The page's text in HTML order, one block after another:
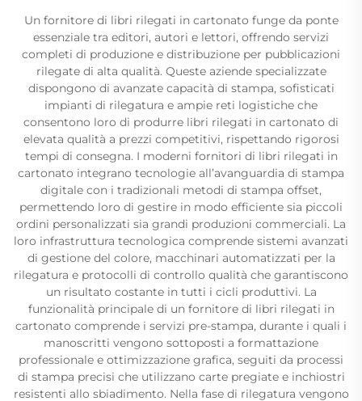
Un fornitore di libri rilegati in cartonato funge da ponte
essenziale tra editori, autori e lettori, offrendo servizi
completi di produzione e distribuzione per pubblicazioni
rilegate di alta qualità. Queste aziende specializzate
dispongono di avanzate capacità di stampa, sofisticati
impianti di rilegatura e ampie reti logistiche che
consentono loro di produrre libri rilegati in cartonato di
elevata qualità a prezzi competitivi, rispettando rigorosi
tempi di consegna. I moderni fornitori di libri rilegati in
cartonato integrano tecnologie all’avanguardia di stampa
digitale con i tradizionali metodi di stampa offset,
permettendo loro di gestire in modo efficiente sia piccoli
ordini personalizzati sia grandi produzioni commerciali. La
loro infrastruttura tecnologica comprende sistemi avanzati
di gestione del colore, macchinari automatizzati per la
rilegatura e protocolli di controllo qualità che garantiscono
un risultato costante in tutti i cicli produttivi. La
funzionalità principale di un fornitore di libri rilegati in
cartonato comprende i servizi pre-stampa, durante i quali i
manoscritti vengono sottoposti a formattazione
professionale e ottimizzazione grafica, seguiti da processi
di stampa precisi che utilizzano carte pregiate e inchiostri
resistenti allo sbiadimento. Nella fase di rilegatura vengono